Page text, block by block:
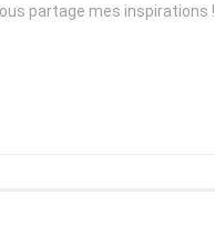
partage mes